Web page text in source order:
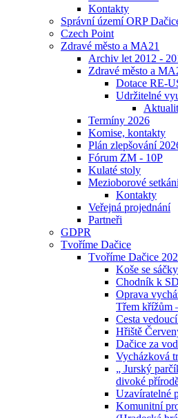
Kontakty
Správní území ORP
Czech Point
Zdravé město a MA21
Archiv let 2012 -
Zdravé město a
Dotace RE-
Udržitelné
Termíny 2026
Komise, kontakty
Plán zlepšování
Fórum ZM - 10P
Kulaté stoly
Mezioborové
Kontakty
Veřejná projednání
Partneři
GDPR
Tvoříme Dačice
Tvoříme Dačice
Koše se
Chodník k
Oprava
Třem křížům
Cesta
Hřiště
Dačice za
Vycházková
„ Jurský
divoké
Uzavíratelné
Komunitní